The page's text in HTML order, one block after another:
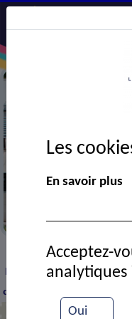
> VIE
Délibération CM du 17-
culturelles 2026
Les
En savoir plus
Oui
Acceptez-
analytiques